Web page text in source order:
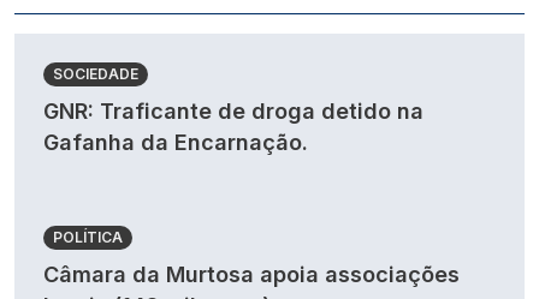
SOCIEDADE
GNR: Traficante de droga detido na
Gafanha da Encarnação.
POLÍTICA
Câmara da Murtosa apoia associações